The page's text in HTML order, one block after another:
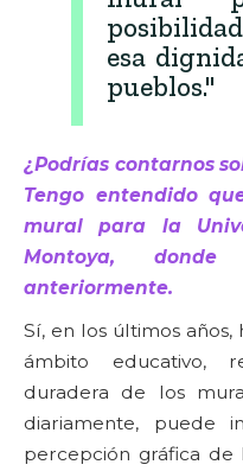
esa
pueblos."
¿Podrías contarnos
Tengo entendido
mural para la
Montoya,
anteriormente.
Sí, en los últimos
ámbito educativo,
duradera de los
diariamente, puede
percepción gráfica de